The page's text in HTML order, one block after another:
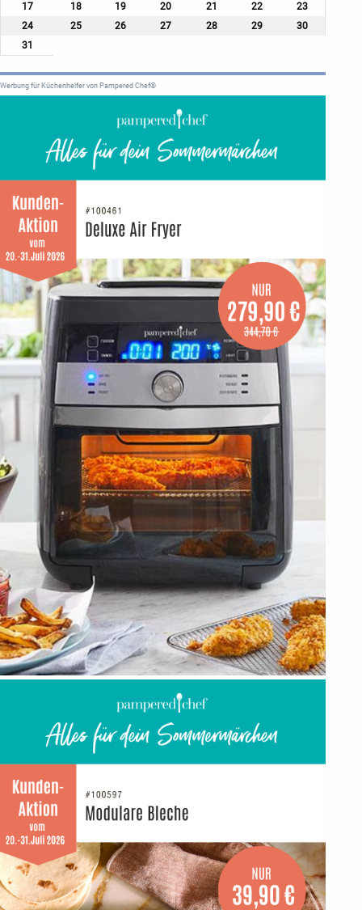
17
18 19 20 21 22
23
24
25 26 27 28 29
30
31
Werbung für Küchenhelfer von Pampered Chef®